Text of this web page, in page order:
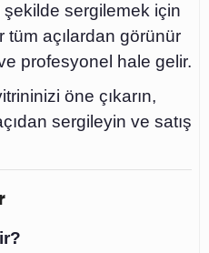
sergilemek için
tüm açılardan görünür
profesyonel hale gelir.
öne çıkarın,
sergileyin ve satış